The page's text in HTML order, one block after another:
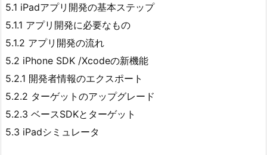
5.1 iPadアプリ開発の基本ステップ
5.1.1 アプリ開発に必要なもの
5.1.2 アプリ開発の流れ
5.2 iPhone SDK /Xcodeの新機能
5.2.1 開発者情報のエクスポート
5.2.2 ターゲットのアップグレード
5.2.3 ベースSDKとターゲット
5.3 iPadシミュレータ